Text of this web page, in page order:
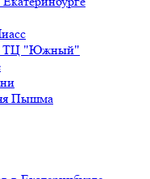
у ТЦ "Южный"
Пышма